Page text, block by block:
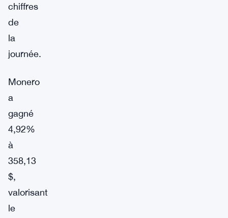
chiffres
de
la
journée.
Monero
a
gagné
4,92%
à
358,13
$,
valorisant
le